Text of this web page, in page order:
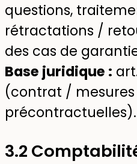
questions,
rétractations /
des cas de
Base juridique :
(contrat / mesures
précontractuelles).
3.2